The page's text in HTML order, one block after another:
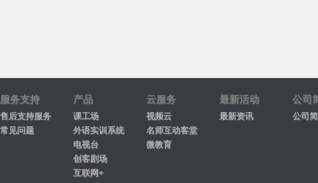
服务支持
售后支持服务
常见问题
产品
课工场
外语实训系统
电视台
创客剧场
互联网+
云服务
视频云
名师互动客堂
微教育
最新活动
最新资讯
公司
公司